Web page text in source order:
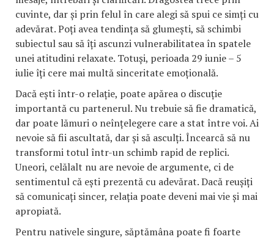
cuvinte, dar și prin felul în care alegi să spui ce simți cu
adevărat. Poți avea tendința să glumești, să schimbi
subiectul sau să îți ascunzi vulnerabilitatea în spatele
unei atitudini relaxate. Totuși, perioada 29 iunie – 5
iulie îți cere mai multă sinceritate emoțională.
Dacă ești într-o relație, poate apărea o discuție
importantă cu partenerul. Nu trebuie să fie dramatică,
dar poate lămuri o neînțelegere care a stat între voi. Ai
nevoie să fii ascultată, dar și să asculți. Încearcă să nu
transformi totul într-un schimb rapid de replici.
Uneori, celălalt nu are nevoie de argumente, ci de
sentimentul că ești prezentă cu adevărat. Dacă reușiți
să comunicați sincer, relația poate deveni mai vie și mai
apropiată.
Pentru nativele singure, săptămâna poate fi foarte